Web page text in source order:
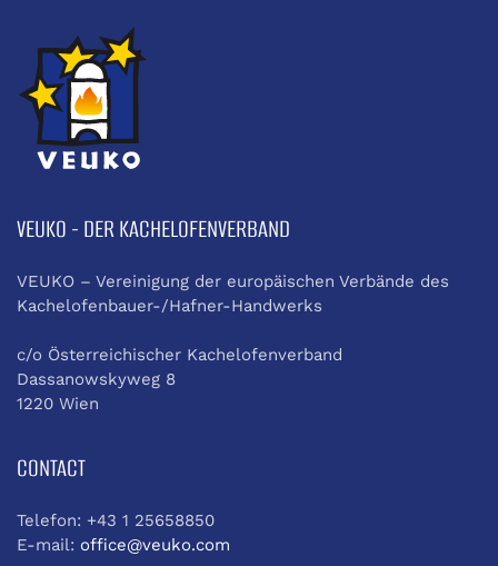
VEUKO - DER KACHELOFENVERBAND
VEUKO – Vereinigung der europäischen Verbände des
Kachelofenbauer-/Hafner-Handwerks
c/o Österreichischer Kachelofenverband
Dassanowskyweg 8
1220 Wien
CONTACT
Telefon: +43 1 25658850
E-mail: office@veuko.com